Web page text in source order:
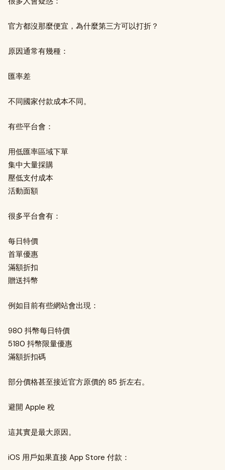
官方都沒那麼便宜，為什麼第三方可以打折？
原因通常有幾種：
匯率差
不同國家付款成本不同。
有些平台會：
用低匯率區域下單
集中大量採購
壓低支付成本
活動面額
很多平台會有：
每日特價
首單優惠
滿額折扣
贈送抖幣
例如目前有些網站會出現：
980 抖幣每日特價
5180 抖幣限量優惠
滿額折扣碼
部分價格甚至接近官方原價的 85 折左右。
避開 Apple 稅
這其實是最大原因。
iOS 用戶如果直接 App Store 付款：